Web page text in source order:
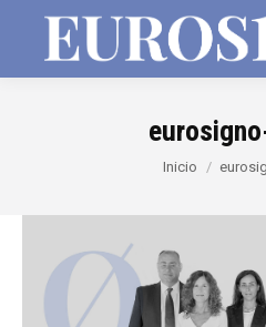
Estás aquí:
Inicio